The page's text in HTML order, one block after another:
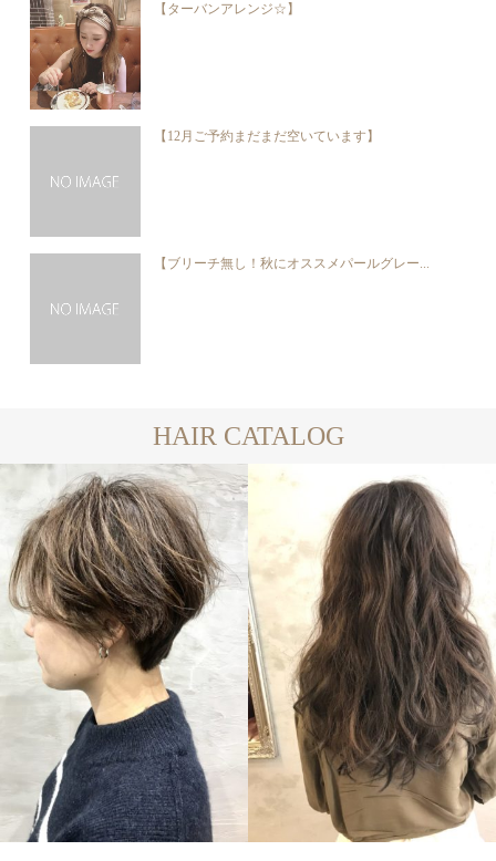
【ターバンアレンジ☆】
【12月ご予約まだまだ空いています】
【ブリーチ無し！秋にオススメパールグレー...
HAIR CATALOG
SHORT
LONG